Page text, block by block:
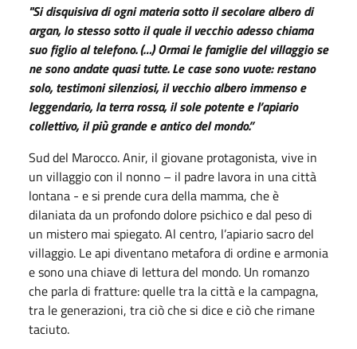
"Si disquisiva di ogni materia sotto il secolare albero di
argan, lo stesso sotto il quale il vecchio adesso chiama
suo figlio al telefono. (…) Ormai le famiglie del villaggio se
ne sono andate quasi tutte. Le case sono vuote: restano
solo, testimoni silenziosi, il vecchio albero immenso e
leggendario, la terra rossa, il sole potente e l’apiario
collettivo, il più grande e antico del mondo.”
Sud del Marocco. Anir, il giovane protagonista, vive in
un villaggio con il nonno – il padre lavora in una città
lontana - e si prende cura della mamma, che è
dilaniata da un profondo dolore psichico e dal peso di
un mistero mai spiegato. Al centro, l’apiario sacro del
villaggio. Le api diventano metafora di ordine e armonia
e sono una chiave di lettura del mondo. Un romanzo
che parla di fratture: quelle tra la città e la campagna,
tra le generazioni, tra ciò che si dice e ciò che rimane
taciuto.